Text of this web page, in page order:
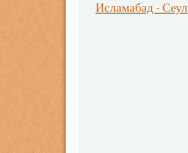
Исламабад - Сеул